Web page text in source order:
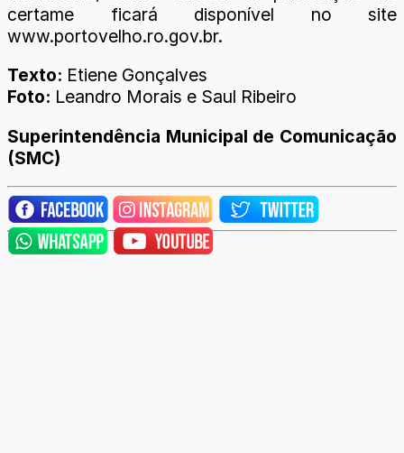
certame ficará disponível no site
www.portovelho.ro.gov.br.
Texto: Etiene Gonçalves
Foto: Leandro Morais e Saul Ribeiro
Superintendência Municipal de Comunicação
(SMC)